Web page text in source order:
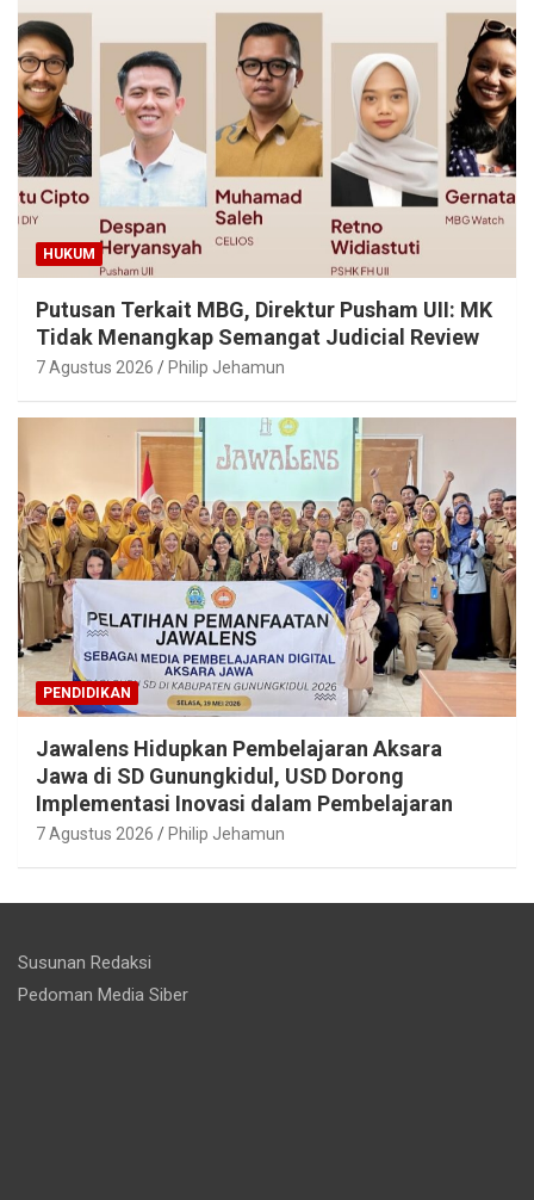
HUKUM
Putusan Terkait MBG, Direktur Pusham UII: MK
Tidak Menangkap Semangat Judicial Review
7 Agustus 2026 Philip Jehamun
PENDIDIKAN
Jawalens Hidupkan Pembelajaran Aksara
Jawa di SD Gunungkidul, USD Dorong
Implementasi Inovasi dalam Pembelajaran
7 Agustus 2026 Philip Jehamun
Susunan Redaksi
Pedoman Media Siber